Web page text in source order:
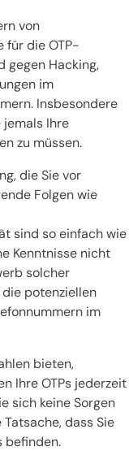
von
für die OTP-
gegen Hacking,
im
Insbesondere
jemals Ihre
zu müssen.
die Sie vor
Folgen wie
sind so einfach wie
Kenntnisse nicht
solcher
potenziellen
im
bieten,
Ihre OTPs jederzeit
sich keine Sorgen
dass Sie
befinden.